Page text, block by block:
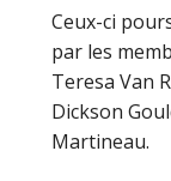
Ceux-ci
par les
Teresa Van
Dickson
Martineau.